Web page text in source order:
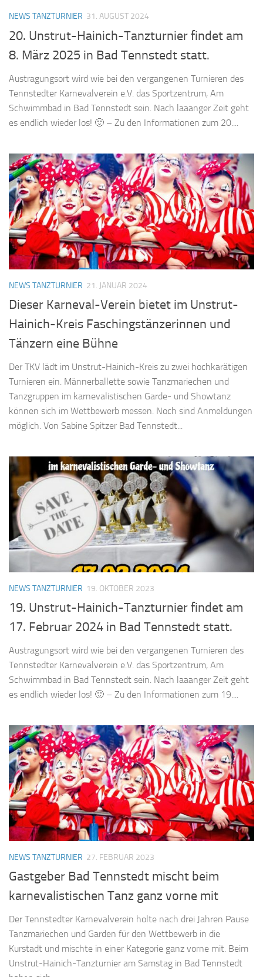
NEWS TANZTURNIER 31. AUGUST 2024
20. Unstrut-Hainich-Tanzturnier findet am
8. März 2025 in Bad Tennstedt statt.
Austragungsort wird wie bei den vergangenen Turnieren des
Tennstedter Karnevalverein e.V. das Sportzentrum, Am
Schwimmbad in Bad Tennstedt sein. Nach laaanger Zeit geht
es endlich wieder los! 🙂 – Zu den Informationen zum 20....
NEWS TANZTURNIER 21. JANUAR 2024
Dieser Karneval-Verein bietet im Unstrut-
Hainich-Kreis Faschingstänzerinnen und
Tänzern eine Bühne
Der TKV lädt im Unstrut-Hainich-Kreis zu zwei hochkarätigen
Turnieren ein. Männerballette sowie Tanzmariechen und
Tanzgruppen im karnevalistischen Garde- und Showtanz
können sich im Wettbewerb messen. Noch sind Anmeldungen
möglich. Von Sabine Spitzer Bad Tennstedt...
NEWS TANZTURNIER 19. OKTOBER 2023
19. Unstrut-Hainich-Tanzturnier findet am
17. Februar 2024 in Bad Tennstedt statt.
Austragungsort wird wie bei den vergangenen Turnieren des
Tennstedter Karnevalverein e.V. das Sportzentrum, Am
Schwimmbad in Bad Tennstedt sein. Nach laaanger Zeit geht
es endlich wieder los! 🙂 – Zu den Informationen zum 19....
NEWS TANZTURNIER 27. FEBRUAR 2023
Gastgeber Bad Tennstedt mischt beim
karnevalistischen Tanz ganz vorne mit
Der Tennstedter Karnevalverein holte nach drei Jahren Pause
Tanzmariechen und Garden für den Wettbewerb in die
Kurstadt und mischte in einer Kategorie ganz vorne mit. Beim
Unstrut-Hainich-Tanzturnier am Samstag in Bad Tennstedt